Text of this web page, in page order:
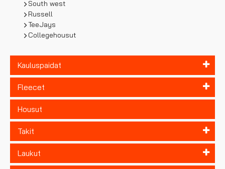
South west
Russell
TeeJays
Collegehousut
Kauluspaidat
Fleecet
Housut
Takit
Laukut